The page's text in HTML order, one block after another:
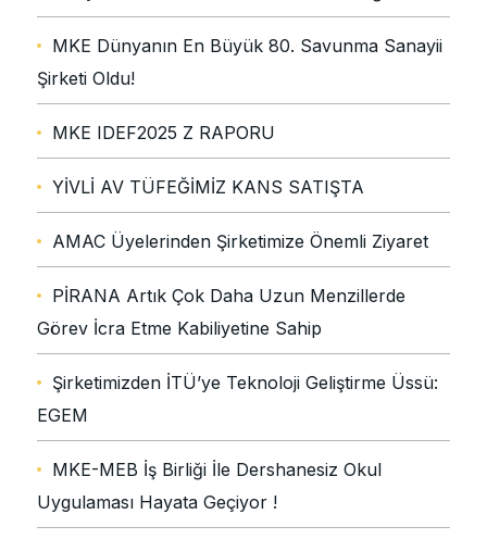
MKE Dünyanın En Büyük 80. Savunma Sanayii
Şirketi Oldu!
MKE IDEF2025 Z RAPORU
YİVLİ AV TÜFEĞİMİZ KANS SATIŞTA
AMAC Üyelerinden Şirketimize Önemli Ziyaret
PİRANA Artık Çok Daha Uzun Menzillerde
Görev İcra Etme Kabiliyetine Sahip
Şirketimizden İTÜ’ye Teknoloji Geliştirme Üssü:
EGEM
MKE-MEB İş Birliği İle Dershanesiz Okul
Uygulaması Hayata Geçiyor !